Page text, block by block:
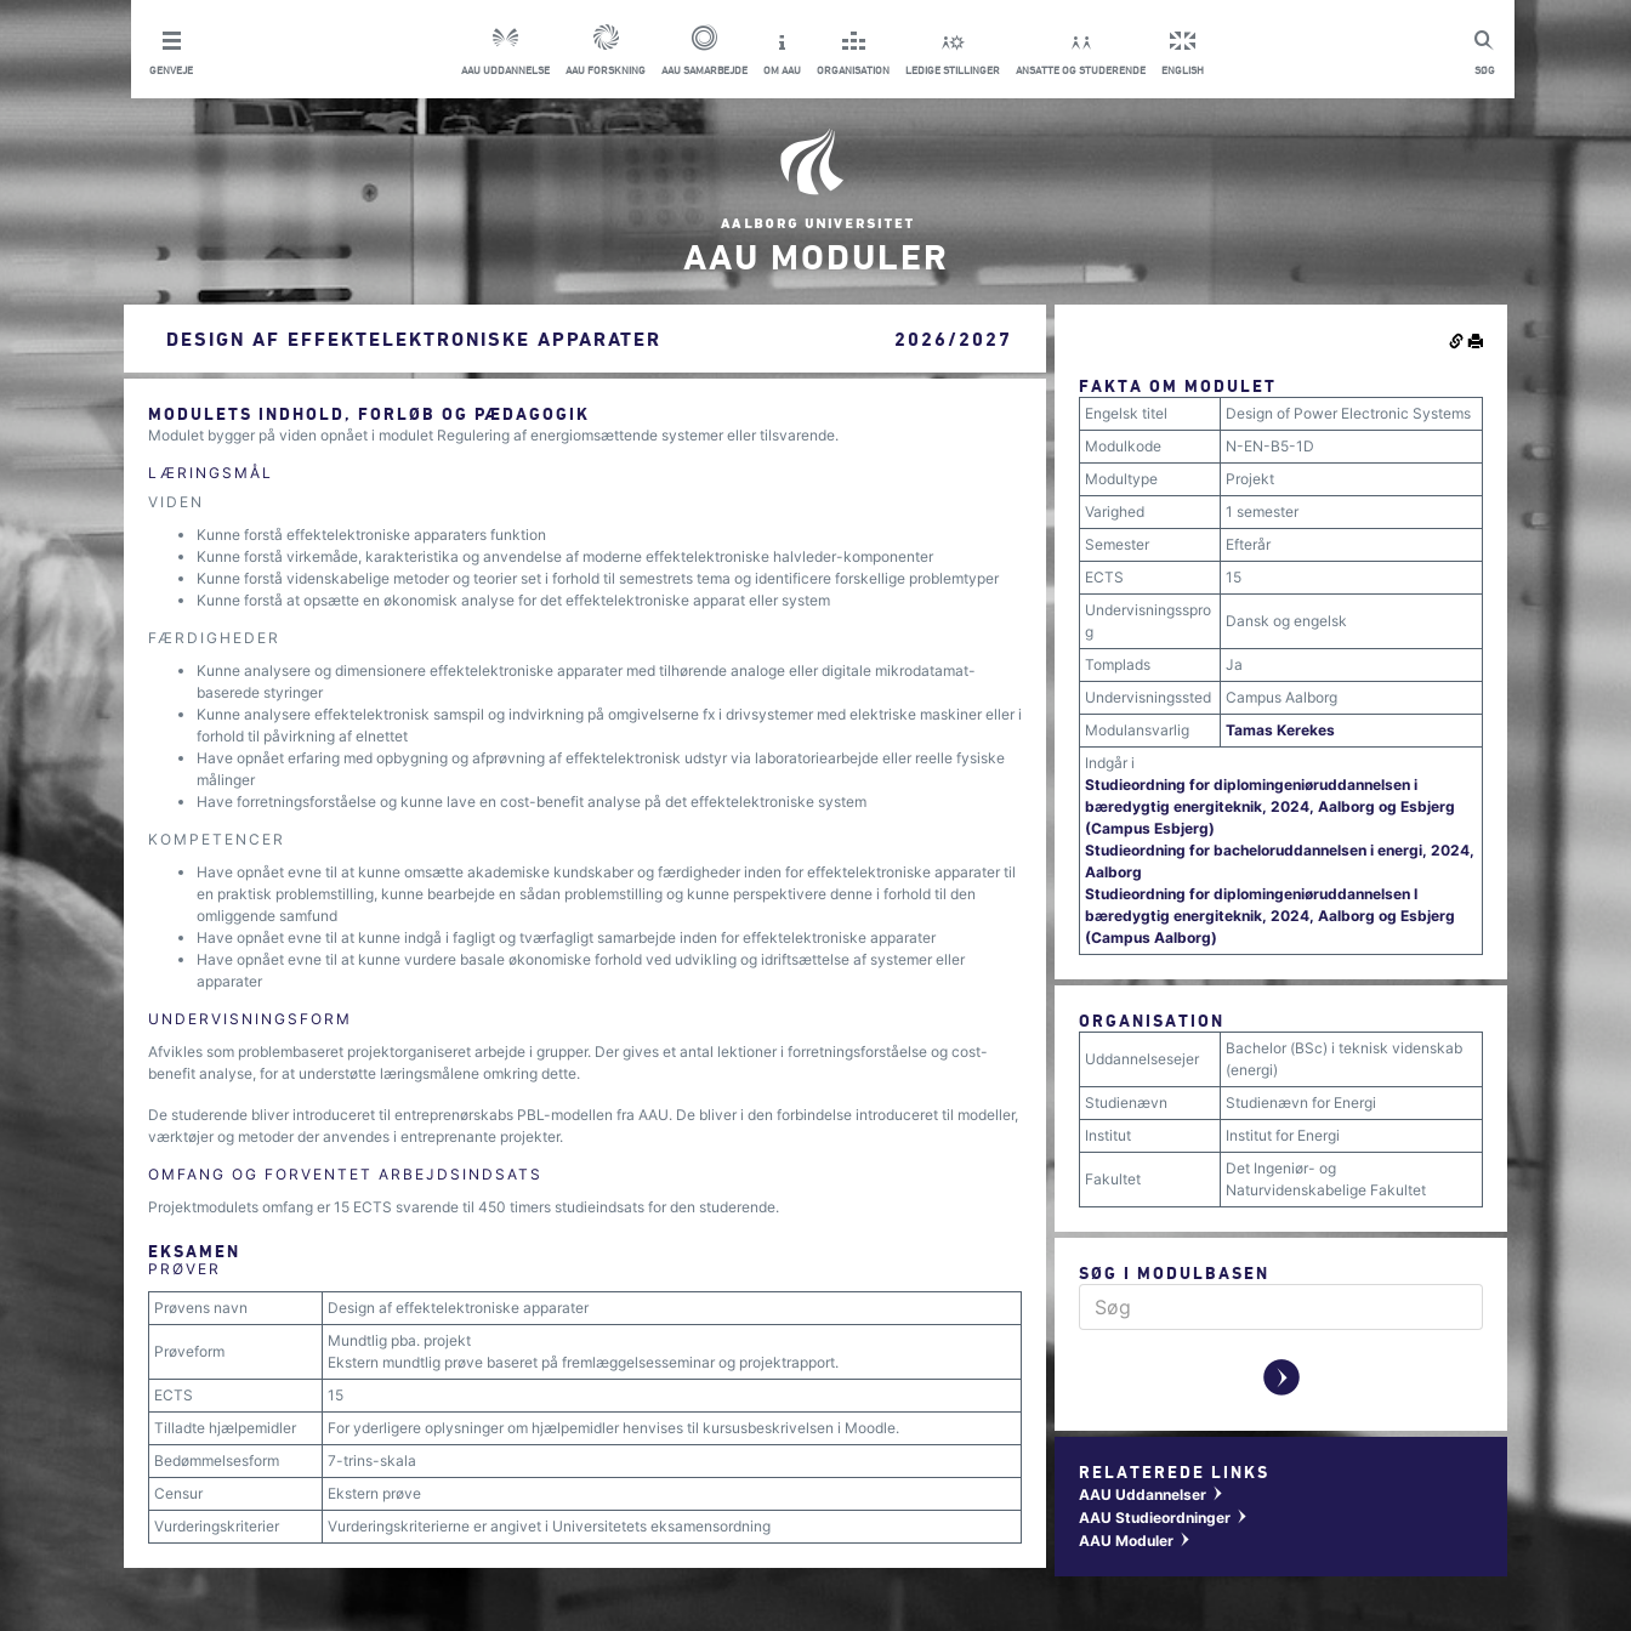
SØG
GENVEJE AAU UDDANNELSE AAU FORSKNING AAU SAMARBEJDE OM AAU ORGANISATION LEDIGE STILLINGER ANSATTE OG STUDERENDE ENGLISH
AAU MODULER
DESIGN AF EFFEKTELEKTRONISKE APPARATER 2026/2027
MODULETS INDHOLD, FORLØB OG PÆDAGOGIK
Modulet bygger på viden opnået i modulet Regulering af energiomsættende systemer eller tilsvarende.
LÆRINGSMÅL
VIDEN
Kunne forstå effektelektroniske apparaters funktion
Kunne forstå virkemåde, karakteristika og anvendelse af moderne effektelektroniske halvleder-komponenter
Kunne forstå videnskabelige metoder og teorier set i forhold til semestrets tema og identificere forskellige problemtyper
Kunne forstå at opsætte en økonomisk analyse for det effektelektroniske apparat eller system
FÆRDIGHEDER
Kunne analysere og dimensionere effektelektroniske apparater med tilhørende analoge eller digitale mikrodatamat-
baserede styringer
Kunne analysere effektelektronisk samspil og indvirkning på omgivelserne fx i drivsystemer med elektriske maskiner eller i
forhold til påvirkning af elnettet
Have opnået erfaring med opbygning og afprøvning af effektelektronisk udstyr via laboratoriearbejde eller reelle fysiske
målinger
Have forretningsforståelse og kunne lave en cost-benefit analyse på det effektelektroniske system
KOMPETENCER
Have opnået evne til at kunne omsætte akademiske kundskaber og færdigheder inden for effektelektroniske apparater til
en praktisk problemstilling, kunne bearbejde en sådan problemstilling og kunne perspektivere denne i forhold til den
omliggende samfund
Have opnået evne til at kunne indgå i fagligt og tværfagligt samarbejde inden for effektelektroniske apparater
Have opnået evne til at kunne vurdere basale økonomiske forhold ved udvikling og idriftsættelse af systemer eller
apparater
UNDERVISNINGSFORM
Afvikles som problembaseret projektorganiseret arbejde i grupper. Der gives et antal lektioner i forretningsforståelse og cost-
benefit analyse, for at understøtte læringsmålene omkring dette.
De studerende bliver introduceret til entreprenørskabs PBL-modellen fra AAU. De bliver i den forbindelse introduceret til modeller,
værktøjer og metoder der anvendes i entreprenante projekter.
OMFANG OG FORVENTET ARBEJDSINDSATS
Projektmodulets omfang er 15 ECTS svarende til 450 timers studieindsats for den studerende.
EKSAMEN
PRØVER
Prøvens navn Design af effektelektroniske apparater
Prøveform
Mundtlig pba. projekt
Ekstern mundtlig prøve baseret på fremlæggelsesseminar og projektrapport.
ECTS
15
Tilladte hjælpemidler
For yderligere oplysninger om hjælpemidler henvises til kursusbeskrivelsen i Moodle.
Bedømmelsesform
7-trins-skala
Censur
Ekstern prøve
Vurderingskriterier
Vurderingskriterierne er angivet i Universitetets eksamensordning
FAKTA OM MODULET
Engelsk titel
Design of Power Electronic Systems
Modulkode
N-EN-B5-1D
Modultype
Projekt
Varighed
1 semester
Semester
Efterår
ECTS
15
Undervisningsspro
g
Dansk og engelsk
Tomplads
Ja
Undervisningssted
Campus Aalborg
Modulansvarlig
Tamas Kerekes
Indgår i
Studieordning for diplomingeniøruddannelsen i
bæredygtig energiteknik, 2024, Aalborg og Esbjerg
(Campus Esbjerg)
Studieordning for bacheloruddannelsen i energi, 2024,
Aalborg
Studieordning for diplomingeniøruddannelsen I
bæredygtig energiteknik, 2024, Aalborg og Esbjerg
(Campus Aalborg)
ORGANISATION
Uddannelsesejer
Bachelor (BSc) i teknisk videnskab
(energi)
Studienævn
Studienævn for Energi
Institut
Institut for Energi
Fakultet
Det Ingeniør- og
Naturvidenskabelige Fakultet
SØG I MODULBASEN
y
RELATEREDE LINKS
AAU Uddannelser w
AAU Studieordninger w
AAU Moduler w